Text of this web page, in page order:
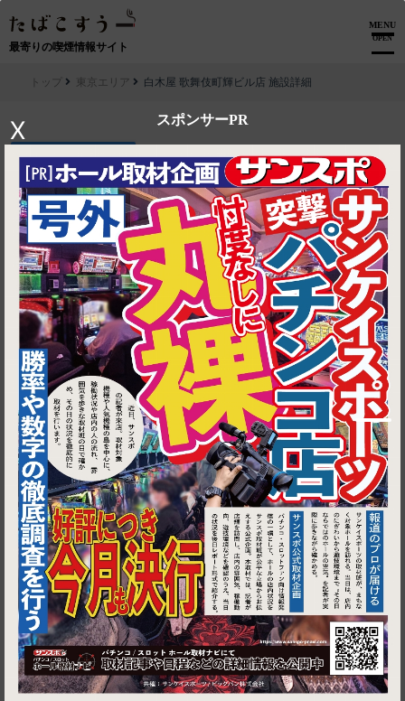
最寄りの喫煙情報サイト
MENU
OPEN
スポンサーPR
X
1
トップ 東京エリア 白木屋 歌舞伎町輝ビル店 施設詳細
▶ ルートを見る
東京エリア│白木屋 歌舞伎町輝ビル店
東京都新宿区歌舞伎町1-15-3歌舞伎町輝ビル 5階